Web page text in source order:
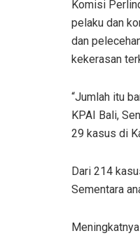
Komisi
pelaku dan
dan
kekerasan
“Jumlah itu
KPAI Bali,
29 kasus di
Dari 214
Sementara